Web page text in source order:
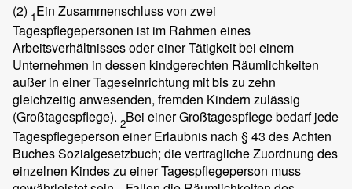
(2) 1Ein Zusammenschluss von zwei
Tagespflegepersonen ist im Rahmen eines
Arbeitsverhältnisses oder einer Tätigkeit bei einem
Unternehmen in dessen kindgerechten Räumlichkeiten
außer in einer Tageseinrichtung mit bis zu zehn
gleichzeitig anwesenden, fremden Kindern zulässig
(Großtagespflege). 2Bei einer Großtagespflege bedarf jede
Tagespflegeperson einer Erlaubnis nach § 43 des Achten
Buches Sozialgesetzbuch; die vertragliche Zuordnung des
einzelnen Kindes zu einer Tagespflegeperson muss